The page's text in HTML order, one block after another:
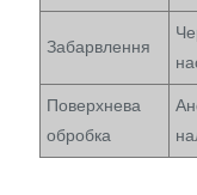
Забарвлення
Поверхнева
обробка